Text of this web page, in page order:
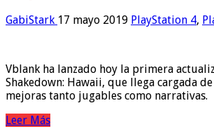
GabiStark 17 mayo 2019 PlayStation 4,
Vblank ha lanzado hoy la primera
Shakedown: Hawaii, que llega cargada
mejoras tanto jugables como narrativas.
Leer Más